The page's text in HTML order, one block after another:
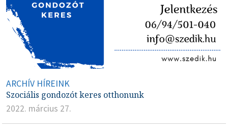
ARCHÍV HÍREINK
Szociális gondozót keres otthonunk
2022. március 27.